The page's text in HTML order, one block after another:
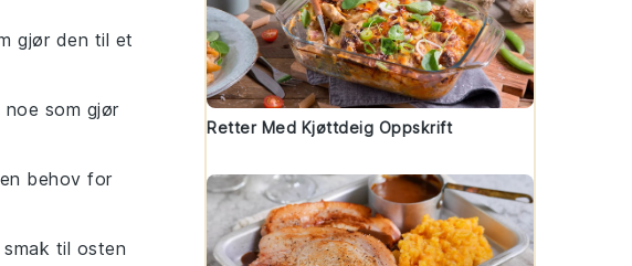
gjør den til et
som gjør
behov for
til osten
Retter Med Kjøttdeig Oppskrift